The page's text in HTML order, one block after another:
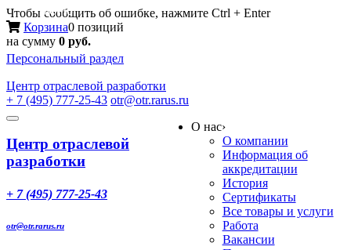
Чтобы сообщить об ошибке, нажмите Ctrl + Enter
Корзина0 позиций
на сумму 0 руб.
Персональный раздел
Центр отраслевой разработки
+ 7 (495) 777-25-43 otr@otr.rarus.ru
Toggle
Меню
Центр отраслевой
разработки
+ 7 (495) 777-25-43
otr@otr.rarus.ru
О нас›
О компании
Информация об
аккредитации
История
Сертификаты
Все товары и услуги
Работа
Вакансии